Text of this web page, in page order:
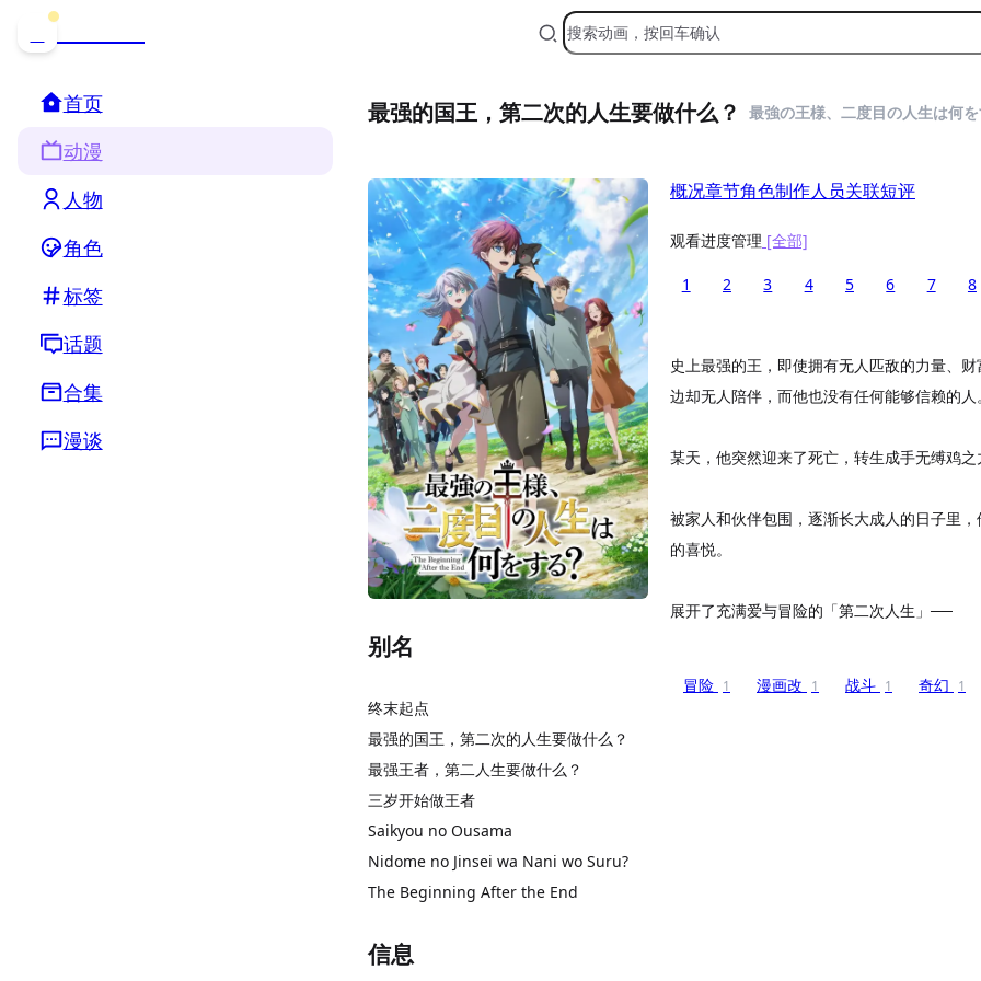
首页
动漫
人物
角色
标签
话题
合集
漫谈
最强的国王，第二次的人生要做什么？ 最強の王様、二度目の人生は何
别名
终末起点
最强的国王，第二次的人生要做什么？
最强王者，第二人生要做什么？
三岁开始做王者
Saikyou no Ousama
Nidome no Jinsei wa Nani wo Suru?
The Beginning After the End
信息
概况章节角色制作人员关联短评
观看进度管理 [全部]
1 2 3 4 5 6 7 8
史上最强的王，即使拥有无人匹敌的力量、
边却无人陪伴，而他也没有任何能够信赖的人
某天，他突然迎来了死亡，转生成手无缚鸡
被家人和伙伴包围，逐渐长大成人的日子里
的喜悦。
展开了充满爱与冒险的「第二次人生」──
冒险 1 漫画改 1 战斗 1 奇幻 1